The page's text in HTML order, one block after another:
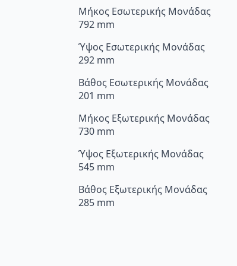
Μήκος Εσωτερικής Μονάδας
792 mm
Ύψος Εσωτερικής Μονάδας
292 mm
Βάθος Εσωτερικής Μονάδας
201 mm
Μήκος Εξωτερικής Μονάδας
730 mm
Ύψος Εξωτερικής Μονάδας
545 mm
Βάθος Εξωτερικής Μονάδας
285 mm